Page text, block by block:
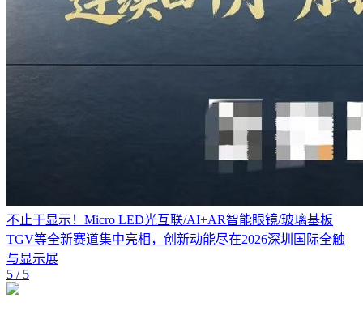
不止于显示！Micro LED光互联/AI+AR智能眼镜/玻璃基板
TGV等全新赛道集中亮相，创新动能尽在2026深圳国际全触
与显示展
5 / 5